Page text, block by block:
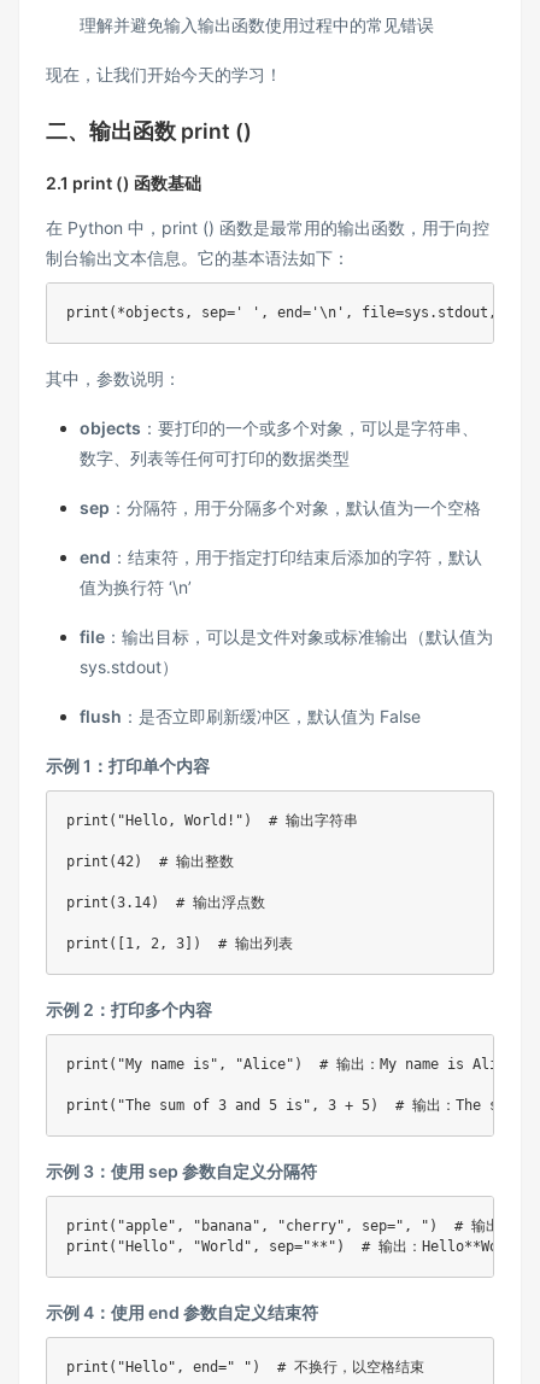
理解并避免输入输出函数使用过程中的常见错误
现在，让我们开始今天的学习！
二、输出函数 print ()
2.1 print () 函数基础
在 Python 中，print () 函数是最常用的输出函数，用于向控
制台输出文本信息。它的基本语法如下：
print ( *objects , sep= ' ' , end= '\n' , file=sys . stdout ,
其中，参数说明：
objects ：要打印的一个或多个对象，可以是字符串、
数字、列表等任何可打印的数据类型
sep ：分隔符，用于分隔多个对象，默认值为一个空格
end ：结束符，用于指定打印结束后添加的字符，默认
值为换行符 ‘\n’
file ：输出目标，可以是文件对象或标准输出（默认值为
sys.stdout）
flush ：是否立即刷新缓冲区，默认值为 False
示例 1：打印单个内容
print ( "Hello, World!" ) # 输出字符串
print (42) # 输出整数
print (3.14) # 输出浮点数
print ( 1, 2, 3 ) # 输出列表
示例 2：打印多个内容
print ( "My name is" , "Alice" ) # 输出：My name is Alice
print ( "The sum of 3 and 5 is" , 3 + 5) # 输出：The sum
示例 3：使用 sep 参数自定义分隔符
print ( "apple" , "banana" , "cherry" , sep=", " )
# 输出：
print ( "Hello" , "World" , sep="**" ) # 输出：Hello**World
示例 4：使用 end 参数自定义结束符
print ( "Hello" , end=" " ) # 不换行，以空格结束